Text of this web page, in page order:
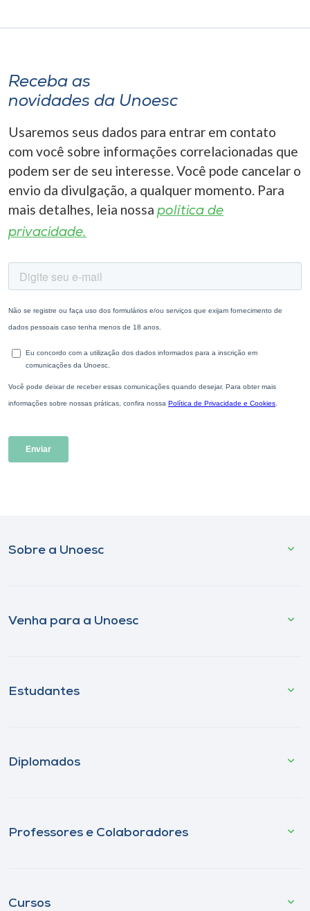
Receba as
novidades da Unoesc
Usaremos seus dados para entrar em contato
com você sobre informações correlacionadas que
podem ser de seu interesse. Você pode cancelar o
envio da divulgação, a qualquer momento. Para
mais detalhes, leia nossa política de
privacidade.
Sobre a Unoesc
Venha para a Unoesc
Estudantes
Diplomados
Professores e Colaboradores
Cursos